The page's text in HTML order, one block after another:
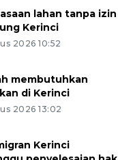
lahan tanpa izin
Kerinci
2026 10:52
membutuhkan
di Kerinci
2026 13:02
Kerinci